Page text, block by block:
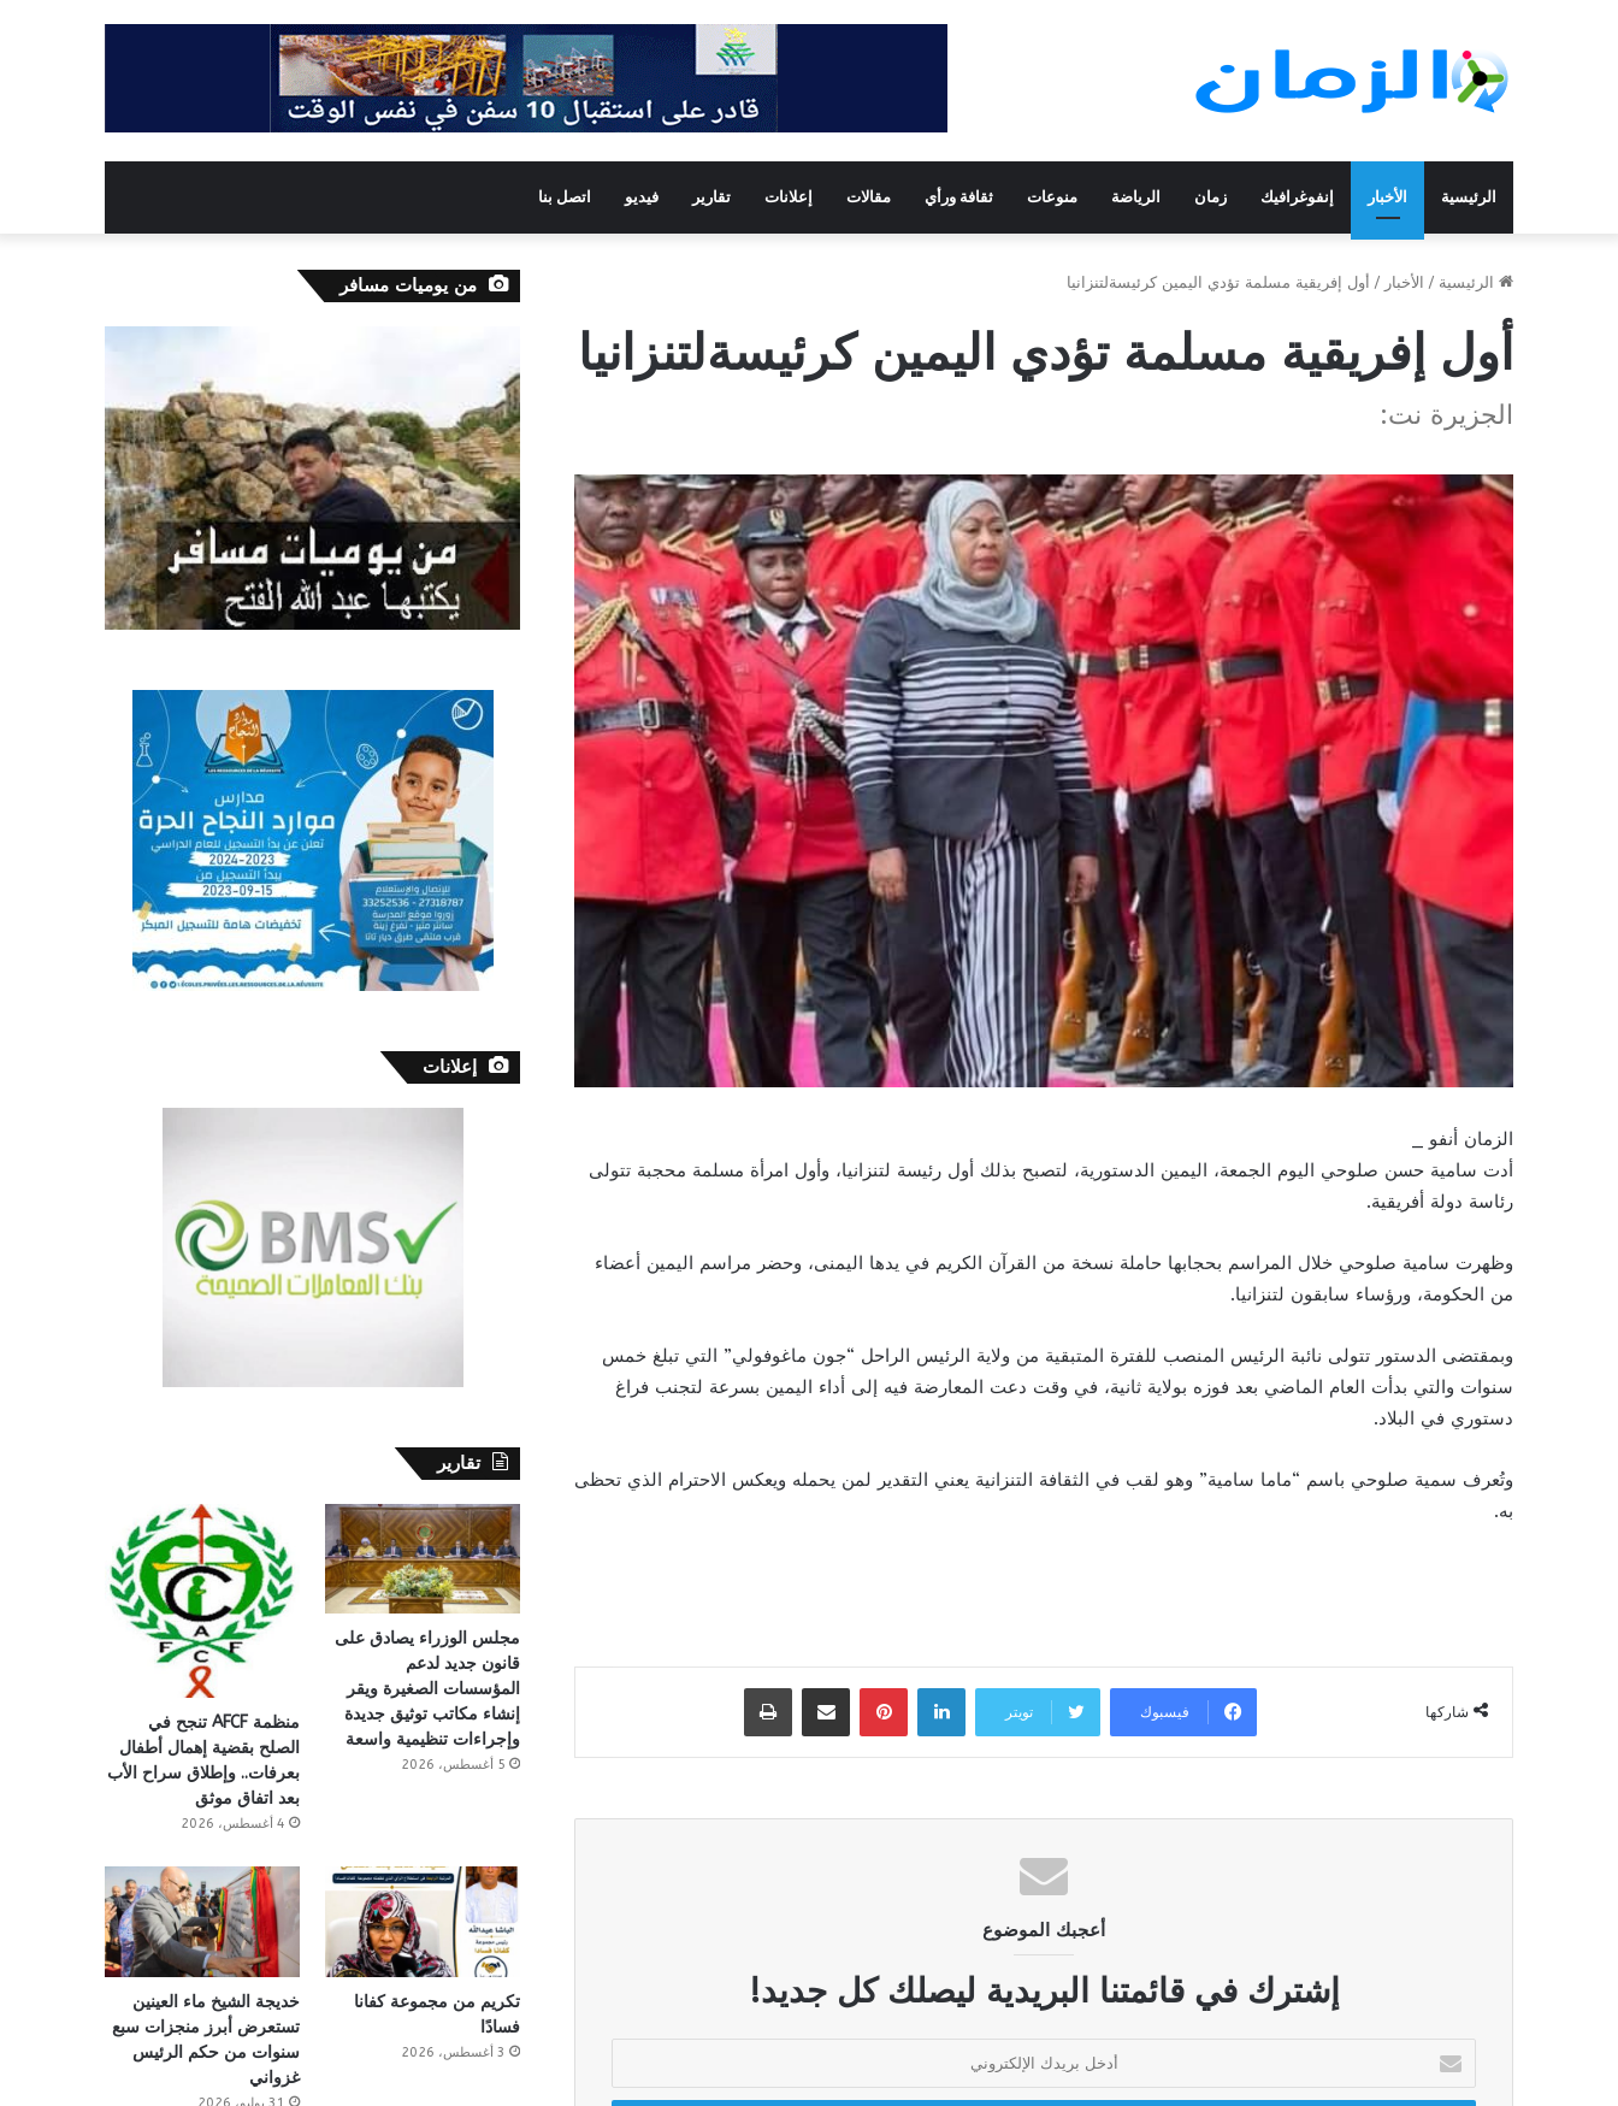
الرئيسية الأخبار إنفوغرافيك زمان الرياضة منوعات ثقافة ورأي مقالات إعلانات تقارير فيديو اتصل بنا
الرئيسية / الأخبار / أول إفريقية مسلمة تؤدي اليمين كرئيسةلتنزانيا
أول إفريقية مسلمة تؤدي اليمين كرئيسةلتنزانيا
الجزيرة نت:
الزمان أنفو _
أدت سامية حسن صلوحي اليوم الجمعة، اليمين الدستورية، لتصبح بذلك أول رئيسة لتنزانيا، وأول امرأة مسلمة محجبة تتولى
رئاسة دولة أفريقية.
وظهرت سامية صلوحي خلال المراسم بحجابها حاملة نسخة من القرآن الكريم في يدها اليمنى، وحضر مراسم اليمين أعضاء
من الحكومة، ورؤساء سابقون لتنزانيا.
وبمقتضى الدستور تتولى نائبة الرئيس المنصب للفترة المتبقية من ولاية الرئيس الراحل “جون ماغوفولي” التي تبلغ خمس
سنوات والتي بدأت العام الماضي بعد فوزه بولاية ثانية، في وقت دعت المعارضة فيه إلى أداء اليمين بسرعة لتجنب فراغ
دستوري في البلاد.
وتُعرف سمية صلوحي باسم “ماما سامية” وهو لقب في الثقافة التنزانية يعني التقدير لمن يحمله ويعكس الاحترام الذي تحظى
به.
شاركها فيسبوك تويتر
لينكدإن بينتيريستمشاركة عبر البريد طباعة
أعجبك الموضوع
إشترك في قائمتنا البريدية ليصلك كل جديد!
بريدك
الإلكتروني
من يوميات مسافر
إعلانات
تقارير
مجلس الوزراء يصادق على
قانون جديد لدعم
المؤسسات الصغيرة ويقر
إنشاء مكاتب توثيق جديدة
وإجراءات تنظيمية واسعة
5 أغسطس، 2026
منظمة AFCF تنجح في
الصلح بقضية إهمال أطفال
بعرفات.. وإطلاق سراح الأب
بعد اتفاق موثق
4 أغسطس، 2026
تكريم من مجموعة كفانا
فسادًا
3 أغسطس، 2026
خديجة الشيخ ماء العينين
تستعرض أبرز منجزات سبع
سنوات من حكم الرئيس
غزواني
31 يوليو، 2026